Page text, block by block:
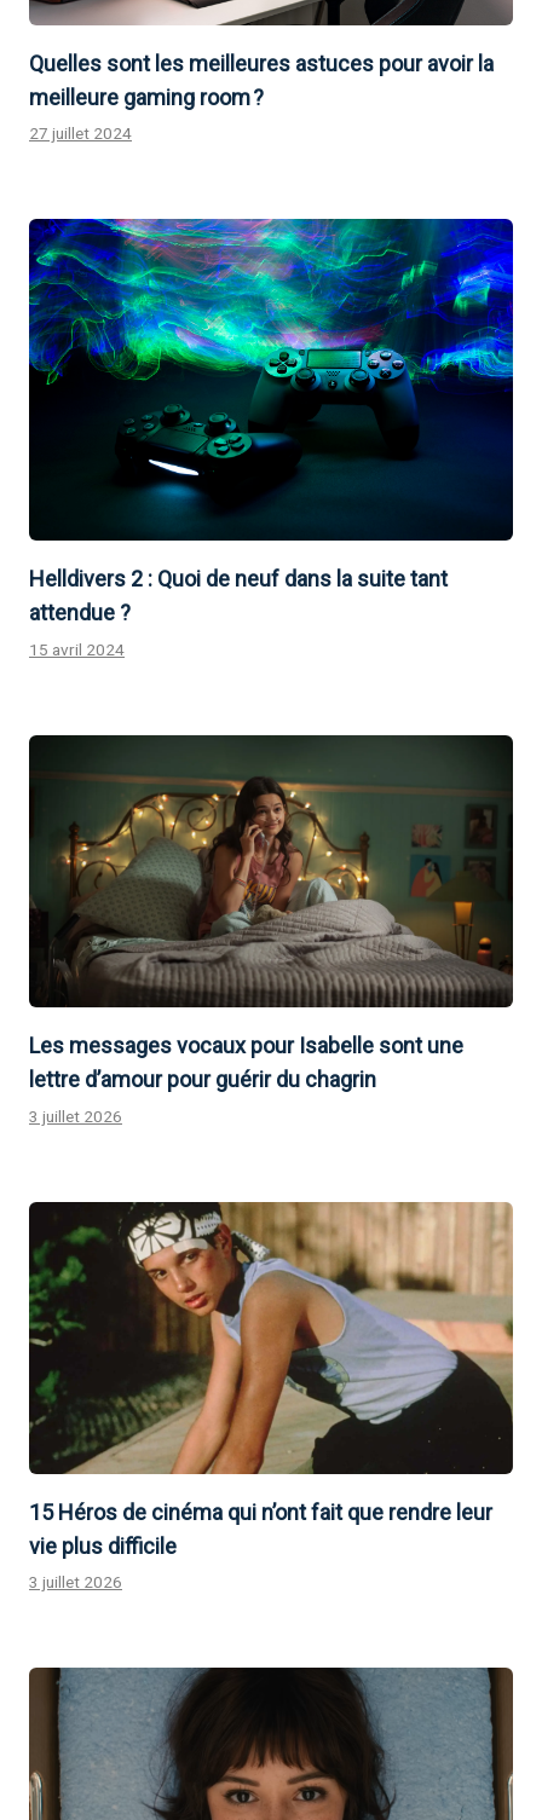
Quelles sont les meilleures astuces pour avoir la
meilleure gaming room ?
27 juillet 2024
Helldivers 2 : Quoi de neuf dans la suite tant
attendue ?
15 avril 2024
Les messages vocaux pour Isabelle sont une
lettre d’amour pour guérir du chagrin
3 juillet 2026
15 Héros de cinéma qui n’ont fait que rendre leur
vie plus difficile
3 juillet 2026